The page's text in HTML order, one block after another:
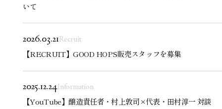
いて
2026.03.21Recruit
【RECRUIT】GOOD HOPS販売スタッフを募集
2025.12.24Information
【YouTube】醸造責任者・村上敦司×代表・田村淳一 対談